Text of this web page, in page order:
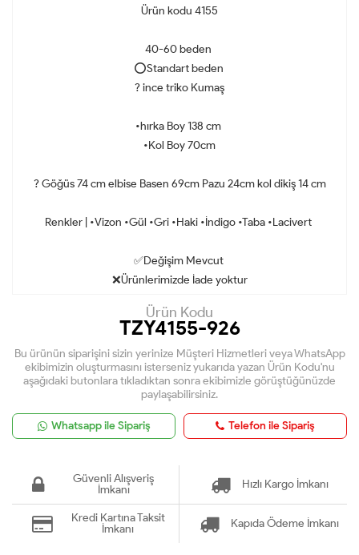
Ürün kodu 4155
40-60 beden
⭕️Standart beden
? ince triko Kumaş
•hırka Boy 138 cm
•Kol Boy 70cm
? Göğüs 74 cm elbise Basen 69cm Pazu 24cm kol dikiş 14 cm
Renkler | •Vizon •Gül •Gri •Haki •İndigo •Taba •Lacivert
✅Değişim Mevcut
❌Ürünlerimizde İade yoktur
Ürün Kodu
TZY4155-926
Bu ürünün siparişini sizin yerinize Müşteri Hizmetleri veya WhatsApp
ekibimizin oluşturmasını isterseniz yukarıda yazan Ürün Kodu'nu
aşağıdaki butonlara tıkladıktan sonra ekibimizle görüştüğünüzde
paylaşabilirsiniz.
Whatsapp ile Sipariş Telefon ile Sipariş
Güvenli Alışveriş
İmkanı
Hızlı Kargo İmkanı
Kredi Kartına Taksit
İmkanı
Kapıda Ödeme İmkanı